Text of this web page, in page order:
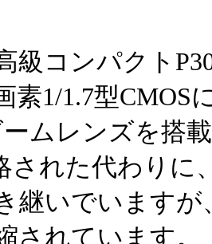
コンパクト
素1/1.7型CMOS
ムレンズを搭
された代わりに
継いでいます
されています。